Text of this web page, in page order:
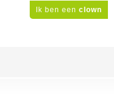
Ik ben een clown